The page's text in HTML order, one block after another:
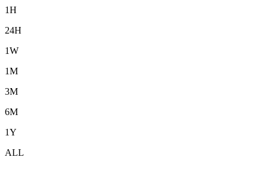
1H
24H
1W
1M
3M
6M
1Y
ALL